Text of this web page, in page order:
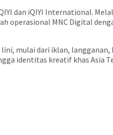
dan iQIYI International.
MNC Digital
mulai dari iklan,
identitas kreatif khas Asia